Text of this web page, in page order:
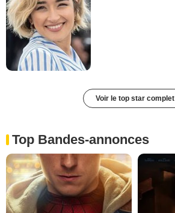
Voir le top star complet
Top Bandes-annonces